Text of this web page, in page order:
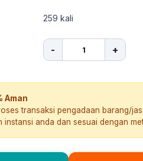
259 kali
- +
Aman
transaksi pengadaan barang/
instansi anda dan sesuai dengan